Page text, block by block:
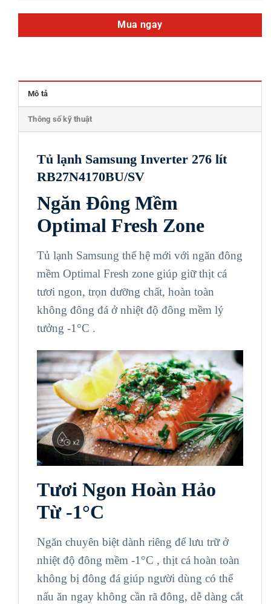
Mua ngay
Mô tả
Thông số kỹ thuật
Tủ lạnh Samsung Inverter 276 lít
RB27N4170BU/SV
Ngăn Đông Mềm
Optimal Fresh Zone
Tủ lạnh Samsung thế hệ mới với ngăn đông
mềm Optimal Fresh zone giúp giữ thịt cá
tươi ngon, trọn dưỡng chất, hoàn toàn
không đông đá ở nhiệt độ đông mềm lý
tưởng -1°C .
Tươi Ngon Hoàn Hảo
Từ -1°C
Ngăn chuyên biệt dành riêng để lưu trữ ở
nhiệt độ đông mềm -1°C , thịt cá hoàn toàn
không bị đông đá giúp người dùng có thể
nấu ăn ngay không cần rã đông, dễ dàng cắt